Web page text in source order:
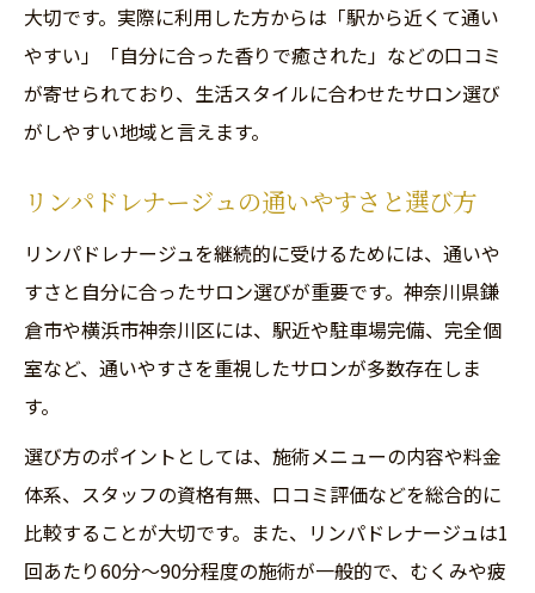
大切です。実際に利用した方からは「駅から近くて通い
やすい」「自分に合った香りで癒された」などの口コミ
が寄せられており、生活スタイルに合わせたサロン選び
がしやすい地域と言えます。
リンパドレナージュの通いやすさと選び方
リンパドレナージュを継続的に受けるためには、通いや
すさと自分に合ったサロン選びが重要です。神奈川県鎌
倉市や横浜市神奈川区には、駅近や駐車場完備、完全個
室など、通いやすさを重視したサロンが多数存在しま
す。
選び方のポイントとしては、施術メニューの内容や料金
体系、スタッフの資格有無、口コミ評価などを総合的に
比較することが大切です。また、リンパドレナージュは1
回あたり60分～90分程度の施術が一般的で、むくみや疲